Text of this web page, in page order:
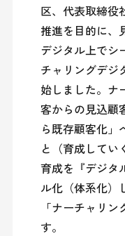
区、代表取締役
推進を目的に、
デジタル上でシ
チャリングデジ
始しました。ナ
客からの見込顧
ら既存顧客化」
と（育成してい
育成を『デジタ
ル化（体系化）
「ナーチャリ
す。